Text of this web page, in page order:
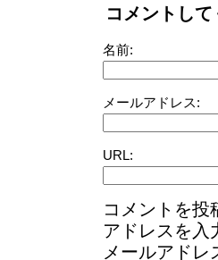
コメントし
名前:
メールアドレス:
URL:
コメントを投
アドレスを入
メールアド